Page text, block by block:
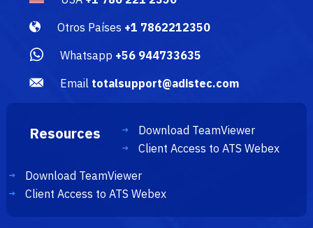
Otros Países +1 7862212350
Whatsapp +56 944733635
Email totalsupport@adistec.com
Resources
Download TeamViewer
Client Access to ATS Webex
Download TeamViewer
Client Access to ATS Webex